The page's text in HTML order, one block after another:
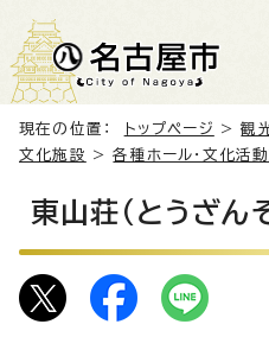
現在の位置： トップページ >観
文化施設
>各種ホール・文化活
東山荘（とうざん